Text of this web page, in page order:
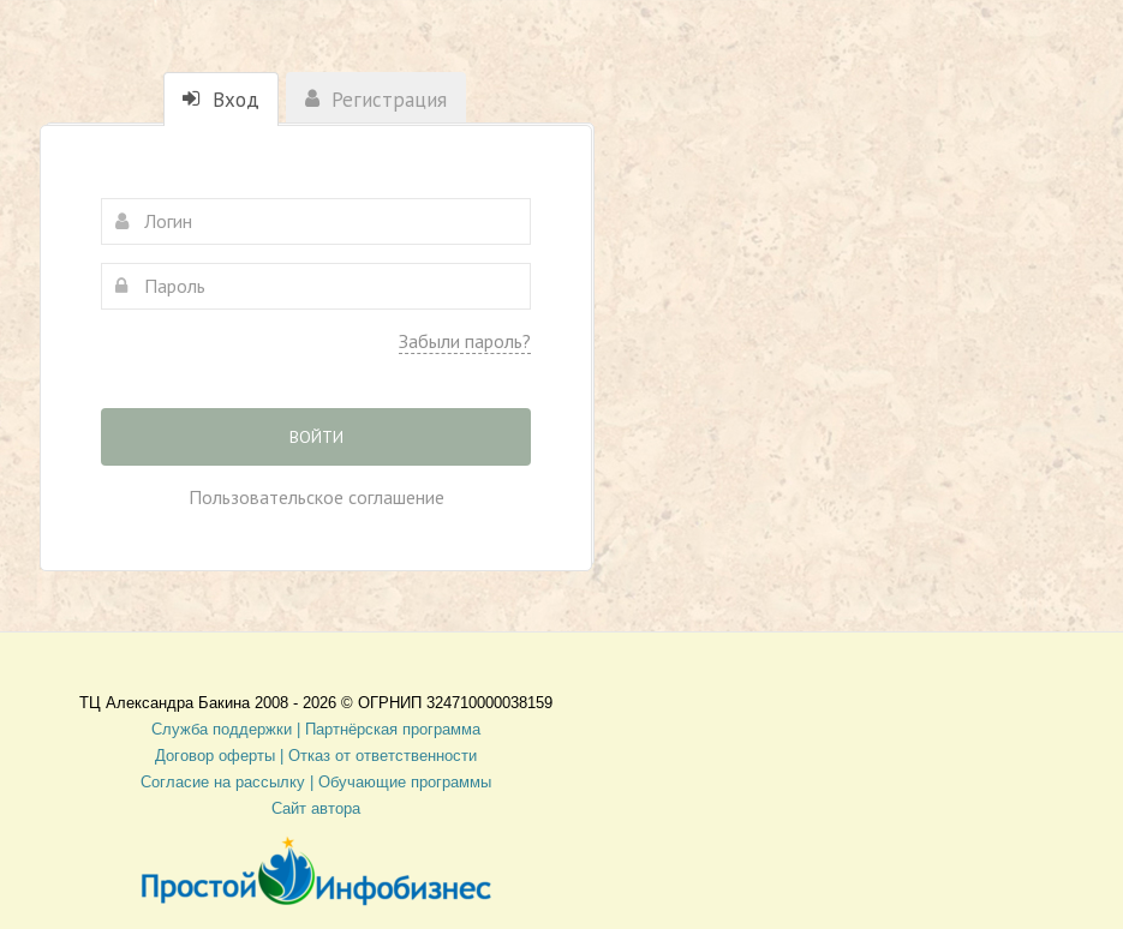
Вход Регистрация
Забыли пароль?
ВОЙТИ
Пользовательское соглашение
ТЦ Александра Бакина 2008 - 2026 © ОГРНИП 324710000038159
Служба поддержки |
Партнёрская программа
Договор оферты
| Отказ от ответственности
Согласие на рассылку | Обучающие программы
Сайт автора